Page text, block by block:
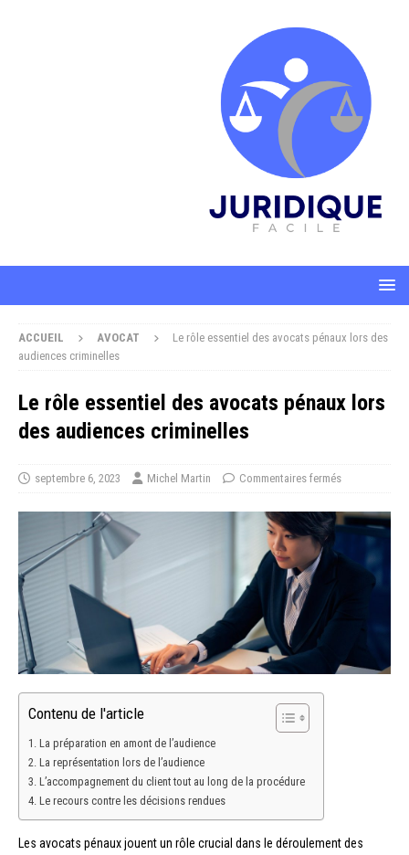
ACCUEIL AVOCAT
Le rôle essentiel des avocats pénaux lors des
audiences criminelles
Le rôle essentiel des avocats pénaux lors
des audiences criminelles
septembre 6, 2023 Michel Martin Commentaires fermés
Contenu de l'article
La préparation en amont de l’audience
La représentation lors de l’audience
L’accompagnement du client tout au long de la procédure
Le recours contre les décisions rendues
Les avocats pénaux jouent un rôle crucial dans le déroulement des